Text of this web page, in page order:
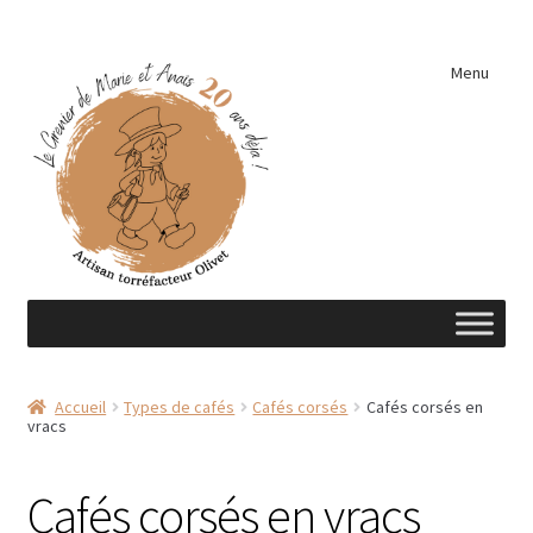
navigation
contenu
Menu
A découvrir …
Accueil Types de cafés Cafés corsés
Cafés corsés en
vracs
Cafés corsés en vracs